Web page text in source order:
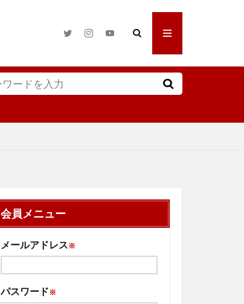
会員メニュー
メールアドレス※
パスワード※